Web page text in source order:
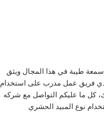
طيبة في هذا المجال ويثق
فريق عمل مدرب على استخدام
كل ما عليكم التواصل مع شركه
نوع المبيد الحشري